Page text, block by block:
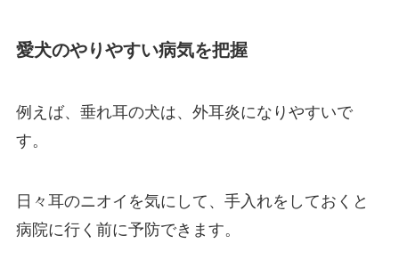
愛犬のやりやすい病気を把握
例えば、垂れ耳の犬は、外耳炎になりやすいで
す。
日々耳のニオイを気にして、手入れをしておくと
病院に行く前に予防できます。